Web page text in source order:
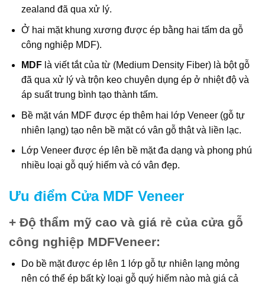
zealand đã qua xử lý.
Ở hai mặt khung xương được ép bằng hai tấm da gỗ
công nghiệp MDF).
MDFlà viết tắt của từ (Medium Density Fiber) là bột gỗ
đã qua xử lý và trộn keo chuyên dụng ép ở nhiệt độ và
áp suất trung bình tạo thành tấm.
Bề mặt ván MDF được ép thêm hai lớp Veneer (gỗ tự
nhiên lạng) tạo nên bề mặt có vân gỗ thật và liền lạc.
Lớp Veneer được ép lên bề mặt đa dạng và phong phú
nhiều loại gỗ quý hiếm và có vân đẹp.
Ưu điểm Cửa MDF Veneer
+ Độ thẩm mỹ cao và giá rẻ của cửa gỗ
công nghiệp MDFVeneer:
Do bề mặt được ép lên 1 lớp gỗ tự nhiên lạng mỏng
nên có thể ép bất kỳ loại gỗ quý hiếm nào mà giá cả